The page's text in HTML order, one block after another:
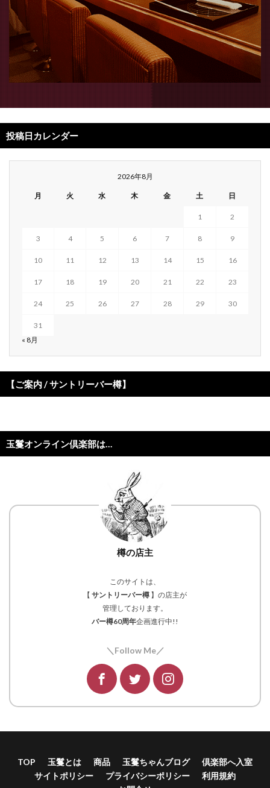
投稿日カレンダー
2026年8月
月 火 水 木 金 土 日
1 2
3 4 5 6 7 8 9
10 11 12 13 14 15 16
17 18 19 20 21 22 23
24 25 26 27 28 29 30
31
« 8月
【ご案内 / サントリーバー樽】
玉鬘オンライン倶楽部は…
樽の店主
このサイトは、
【 サントリーバー樽 】の店主が
管理しております。
バー樽60周年企画進行中!!
＼Follow Me／
TOP 玉鬘とは 商品 玉鬘ちゃんブログ
倶楽部へ入室
サイトポリシー
プライバシーポリシー
利用規約